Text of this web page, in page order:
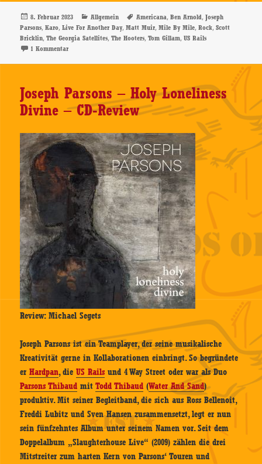
Veröffentlicht
am
8. Februar 2023 Kategorien
Allgemein Schlagwörter
Americana,Ben Arnold,Joseph
Parsons,Karo,Live For Another Day,Matt Muir,Mile By Mile,Rock,Scott
Bricklin,The Georgia Satellites,The Hooters,Tom Gillam,US Rails
1 Kommentarzu US Rails – Live For Another Day – CD-Review
Joseph Parsons – Holy Loneliness
Divine – CD-Review
Review: Michael Segets
Joseph Parsons ist ein Teamplayer, der seine musikalische
Kreativität gerne in Kollaborationen einbringt. So begründete
erHardpan, dieUS Rails und 4 Way Street oder war als Duo
Parsons Thibaud mitTodd Thibaud (Water And Sand)
produktiv. Mit seiner Begleitband, die sich aus Ross Bellenoit,
Freddi Lubitz und Sven Hansen zusammensetzt, legt er nun
sein fünfzehntes Album unter seinem Namen vor. Seit dem
Doppelalbum „Slaughterhouse Live“ (2009) zählen die drei
Mitstreiter zum harten Kern von Parsons‘ Touren und